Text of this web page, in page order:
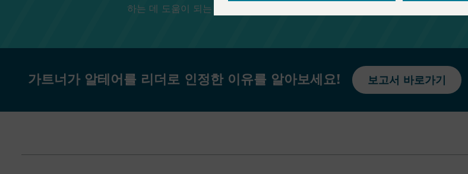
하는 데 도움이 되는 인사이트를 얻으세요.
가트너가 알테어를 리더로 인정한 이유를 알아보세요! 보고서 바로가기